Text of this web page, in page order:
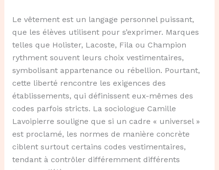
Le vêtement est un langage personnel puissant,
que les élèves utilisent pour s’exprimer. Marques
telles que Holister, Lacoste, Fila ou Champion
rythment souvent leurs choix vestimentaires,
symbolisant appartenance ou rébellion. Pourtant,
cette liberté rencontre les exigences des
établissements, qui définissent eux-mêmes des
codes parfois stricts. La sociologue Camille
Lavoipierre souligne que si un cadre « universel »
est proclamé, les normes de manière concrète
ciblent surtout certains codes vestimentaires,
tendant à contrôler différemment différents